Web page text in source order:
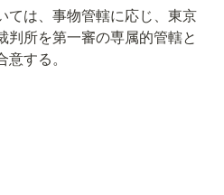
ては、事物管轄に応じ、東京
判所を第一審の専属的管轄と
する。